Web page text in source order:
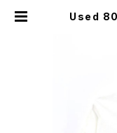
Used
rt Size